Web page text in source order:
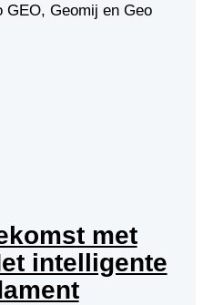
GEO, Geomij en Geo
met
intelligente